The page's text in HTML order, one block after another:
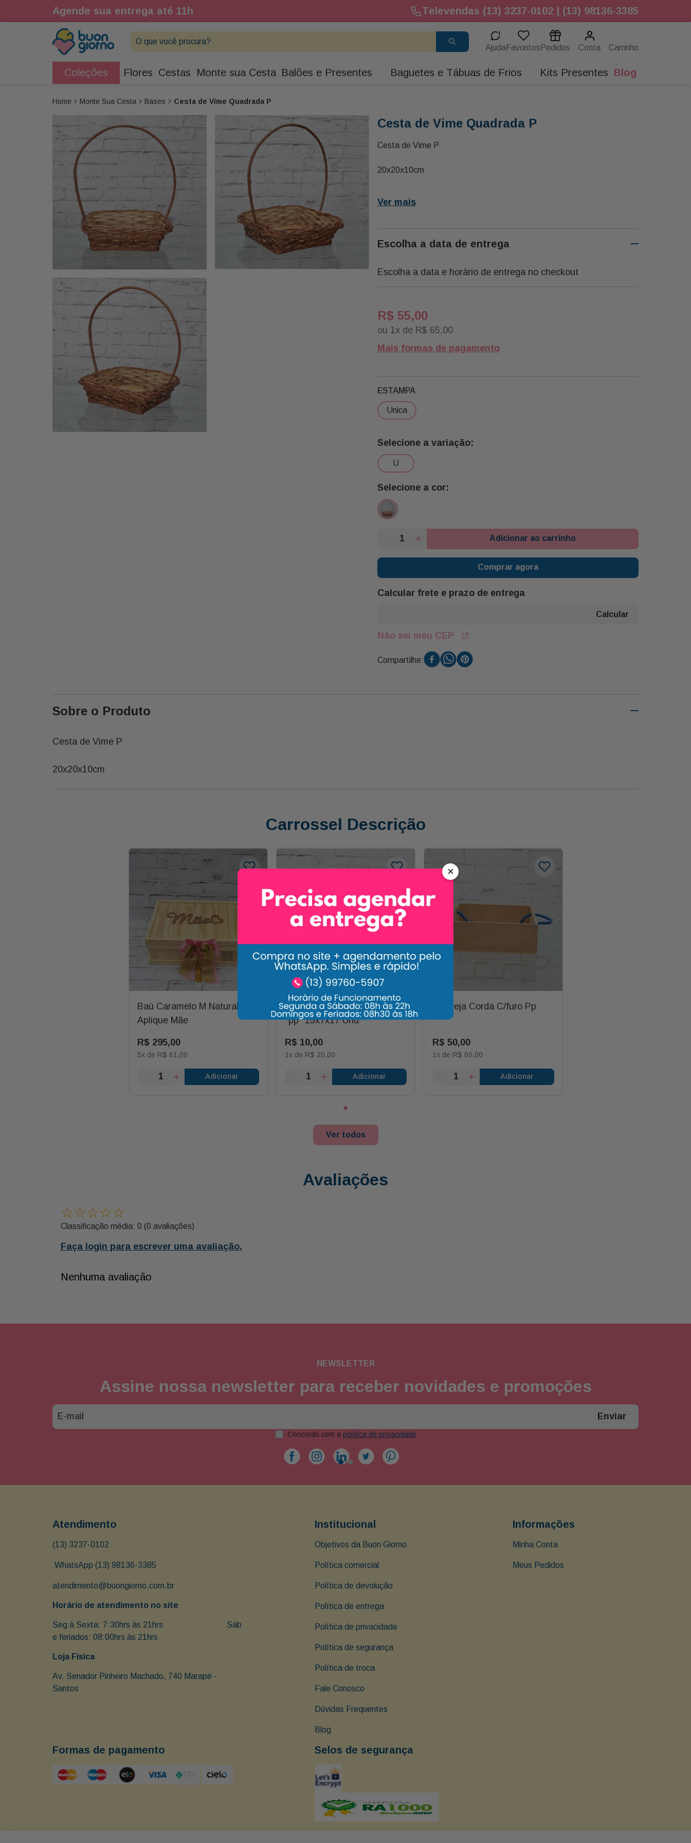
Agende sua entrega até 11h Agende sua entrega até 11h
Televendas (13) 3237-0102 | (13) 98136-3385
O que você procura?
Ajuda Favoritos Pedidos Conta
Coleções Flores Cestas Monte sua Cesta Balões e Presentes Baguetes e Tábuas de Frios Kits Presentes Blog
Monte Sua Cesta Bases Cesta de Vime Quadrada P
Cesta de Vime Quadrada P
Cesta de Vime P
20x20x10cm
Ver mais
Escolha a data de entrega
Escolha a data e horário de entrega no checkout
R$ 55,00
ou 1 x de R$ 65,00
Mais formas de pagamento
u
ESTAMPA
unica
Adicionar ao carrinho
Comprar agora
Calcular frete e prazo de entrega
Não sei meu CEP
Compartilhe:
Sobre o Produto
Cesta de Vime P
20x20x10cm
Carrossel Descrição
Baú Caramelo M Natural com
Aplique Mãe
R$ 295,00
5x de R$ 61 ,00
Adicionar
Sacola Papel Kraft Pardo
"pp" 15x7x17 Und
R$ 10,00
1x de R$ 20,00
Adicionar
Bandeja Corda C/furo Pp
R$ 50,00
1x de R$ 60,00
Adicionar
Ver todos
Avaliações
☆☆☆☆☆
Classificação média: 0 (0 avaliações)
Faça login para escrever uma avaliação.
Nenhuma avaliação
NEWSLETTER
Assine nossa newsletter para receber novidades e promoções
Enviar
Concordo com a política de privacidade
Atendimento
(13) 3237-0102
WhatsApp (13) 98136-3385
atendimento@buongiorno.com.br
Horário de atendimento no site
Seg à Sexta: 7:30hrs às 21hrs                               Sáb
e feriados: 08:00hrs às 21hrs
Loja Física
Av. Senador Pinheiro Machado, 740 Marapé -
Santos
Institucional
Objetivos da Buon Giorno
Política comercial
Política de devolução
Política de entrega
Política de privacidade
Política de segurança
Política de troca
Fale Conosco
Dúvidas Frequentes
Blog
Informações
Minha Conta
Meus Pedidos
Formas de pagamento Selos de segurança
×